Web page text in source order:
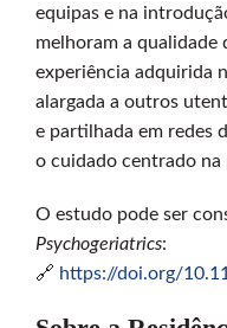
equipas e na
melhoram a qualidade
experiência adquirida
alargada a outros
e partilhada em redes
o cuidado centrado na
O estudo pode ser
Psychogeriatrics:
🔗 https://doi.org/